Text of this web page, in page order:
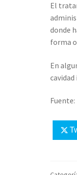
El
donde
forma
En